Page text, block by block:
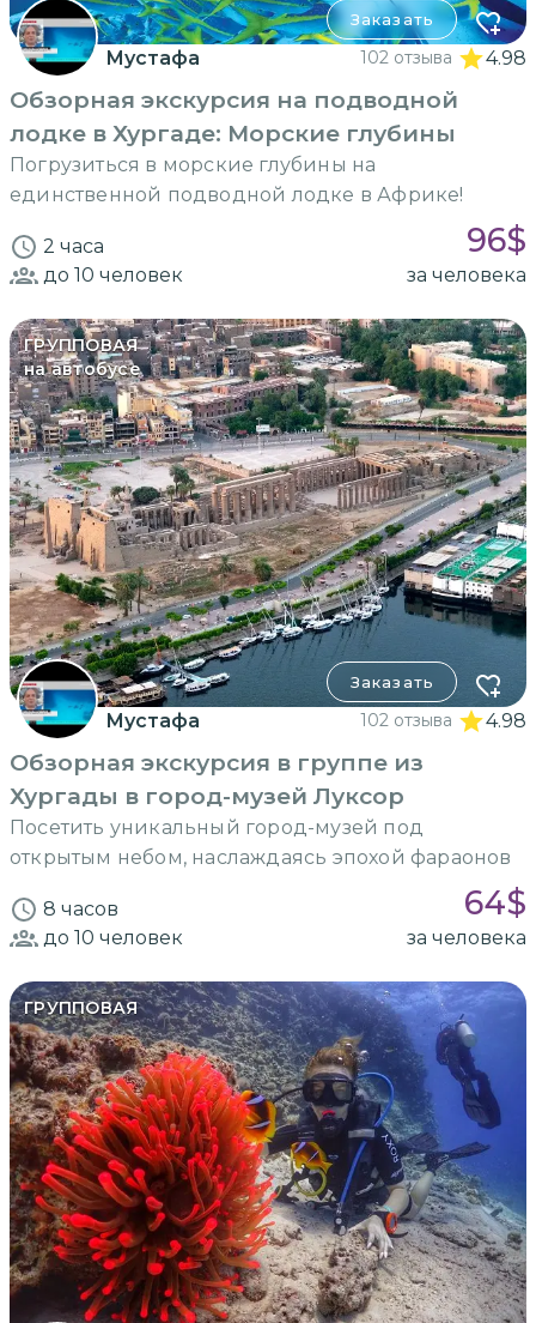
Заказать
Мустафа 102 отзыва 4.98
Обзорная экскурсия на подводной
лодке в Хургаде: Морские глубины
Погрузиться в морские глубины на
единственной подводной лодке в Африке!
2 часа 96$
до 10 человек за человека
ГРУППОВАЯ
на автобусе
Заказать
Мустафа 102 отзыва 4.98
Обзорная экскурсия в группе из
Хургады в город-музей Луксор
Посетить уникальный город-музей под
открытым небом, наслаждаясь эпохой фараонов
8 часов 64$
до 10 человек за человека
ГРУППОВАЯ